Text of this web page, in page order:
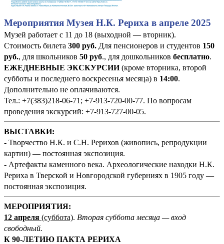
Мероприятия Музея Н.К. Рериха в апреле 2025
Музей работает с 11 до 18 (выходной — вторник).
Стоимость билета 300 руб. Для пенсионеров и студентов 150
руб., для школьников 50 руб., для дошкольников бесплатно.
ЕЖЕДНЕВНЫЕ ЭКСКУРСИИ(кроме вторника, второй
субботы и последнего воскресенья месяца) в 14:00.
Дополнительно не оплачиваются.
Тел.: +7(383)218-06-71; +7-913-720-00-77. По вопросам
проведения экскурсий: +7-913-727-00-05.
ВЫСТАВКИ:
- Творчество Н.К. и С.Н. Рерихов (живопись, репродукции
картин) — постоянная экспозиция.
- Артефакты каменного века. Археологические находки Н.К.
Рериха в Тверской и Новгородской губерниях в 1905 году —
постоянная экспозиция.
МЕРОПРИЯТИЯ:
12 апреля (суббота). Вторая суббота месяца — вход
свободный.
К 90-ЛЕТИЮ ПАКТА РЕРИХА